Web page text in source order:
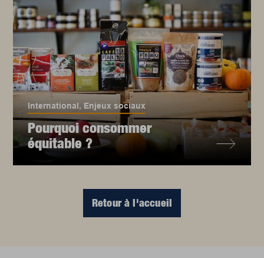
International, Enjeux sociaux
Pourquoi consommer
équitable ?
Retour à l'accueil